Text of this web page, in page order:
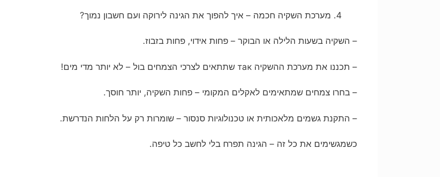
מערכת השקיה חכמה – איך להפוך את הגינה לירוקה ועם חשבון נמוך?
– השקיה בשעות הלילה או הבוקר – פחות אידוי, פחות בזבוז.
– תכננו את מערכת ההשקיה так שתתאים לצרכי הצמחים בול – לא יותר מדי מים!
– בחרו צמחים שמתאימים לאקלים המקומי – פחות השקיה, יותר חוסך.
– התקנת גשמים מלאכותית או טכנולוגיות סנסור – שומרות רק על הלחות הנדרשת.
כשמגשימים את כל זה – הגינה תפרח בלי לחשב כל טיפה.